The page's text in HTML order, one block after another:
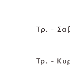
Τρ. -
Τρ. -